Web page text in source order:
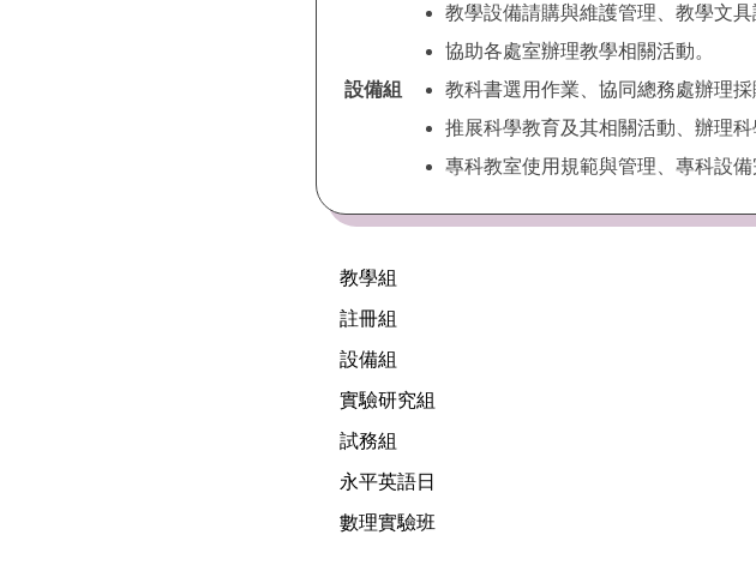
設備組
教學設備請購與維護管理、教學文具
協助各處室辦理教學相關活動。
教科書選用作業、協同總務處辦理
推展科學教育及其相關活動、辦理科
專科教室使用規範與管理、專科設備
教學組
註冊組
設備組
實驗研究組
試務組
永平英語日
數理實驗班